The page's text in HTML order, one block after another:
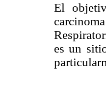
El
es un